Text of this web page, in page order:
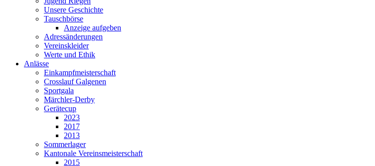
Unsere Geschichte
Tauschbörse
Anzeige aufgeben
Adressänderungen
Vereinskleider
Werte und Ethik
Anlässe
Einkampfmeisterschaft
Crosslauf Galgenen
Sportgala
Märchler-Derby
Gerätecup
2023
2017
2013
Sommerlager
Kantonale Vereinsmeisterschaft
2015